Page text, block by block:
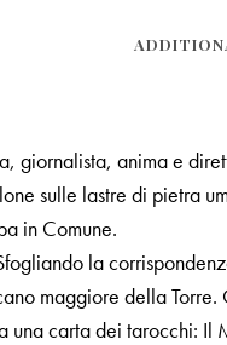
giornalista, anima e
sulle lastre di pietra
in Comune.
la
maggiore della
carta dei tarocchi: